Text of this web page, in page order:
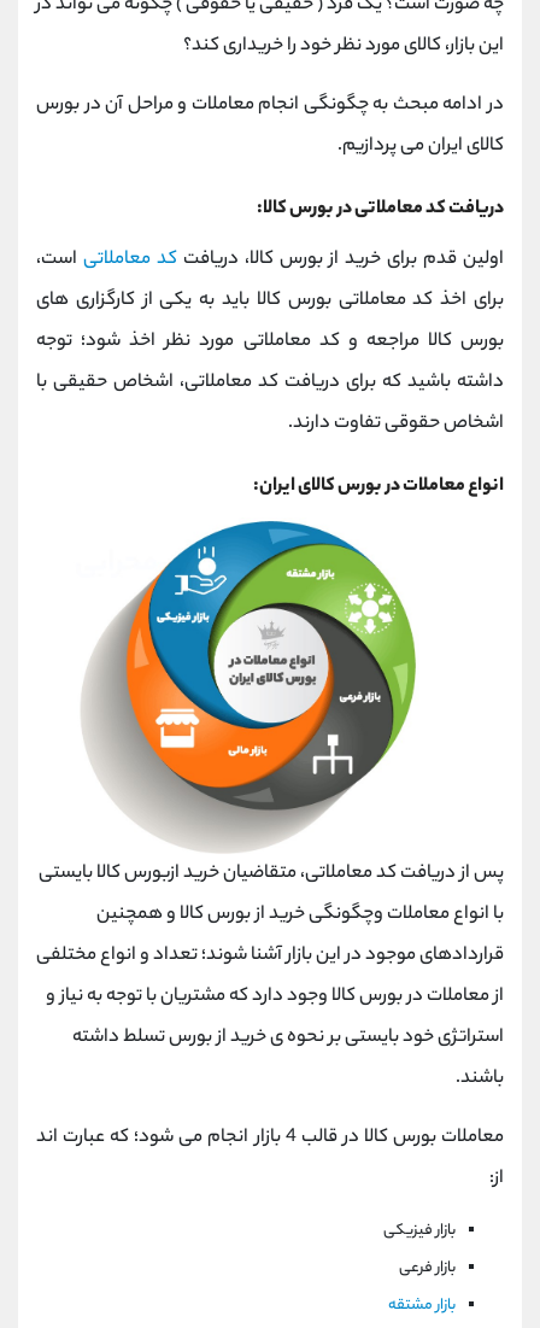
این بازار، کالای مورد نظر خود را خریداری کند؟
در ادامه مبحث به چگونگی انجام معاملات و مراحل آن در بورس
کالای ایران می پردازیم.
دریافت کد معاملاتی در بورس کالا:
اولین قدم برای خرید از بورس کالا، دریافتکد معاملاتی است،
برای اخذ کد معاملاتی بورس کالا باید به یکی از کارگزاری های
بورس کالا مراجعه و کد معاملاتی مورد نظر اخذ شود؛ توجه
داشته باشید که برای دریافت کد معاملاتی، اشخاص حقیقی با
اشخاص حقوقی تفاوت دارند.
انواع معاملات در بورس کالای ایران:
پس از دریافت کد معاملاتی، متقاضیان خرید ازبورس کالا بایستی
با انواع معاملات وچگونگی خرید از بورس کالا و همچنین
قراردادهای موجود در این بازار آشنا شوند؛ تعداد و انواع مختلفی
از معاملات در بورس کالا وجود دارد که مشتریان با توجه به نیاز و
استراتژی خود بایستی بر نحوه ی خرید از بورس تسلط داشته
باشند.
معاملات بورس کالا در قالب 4 بازار انجام می شود؛ که عبارت اند
از:
بازار فیزیکی
بازار فرعی
بازار مشتقه